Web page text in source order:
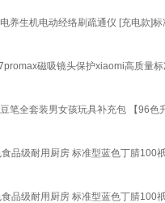
养生机电动经络刷疏通仪 [充电款]
磁吸镜头保护xiaomi高质量
笔全套装男女孩玩具补充包 【96
品级耐用厨房 标准型蓝色丁腈100
品级耐用厨房 标准型蓝色丁腈100